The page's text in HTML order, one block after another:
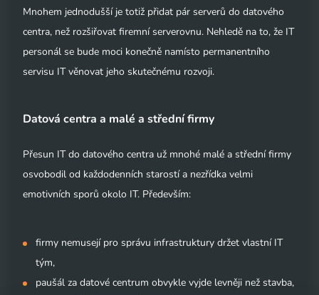
Mnohem jednodušší je totiž přidat pár serverů do datového
centra, než rozšiřovat firemní serverovnu. Nehledě na to, že IT
personál se bude moci konečně namísto permanentního
servisu IT věnovat jeho skutečnému rozvoji.
Datová centra a malé a střední firmy
Přesun IT do datového centra už mnohé malé a střední firmy
osvobodil od každodenních starostí a nezřídka velmi
emotivních sporů okolo IT. Především:
firmy nemusejí pro správu infrastruktury držet vlastní IT
tým,
paušál za datové centrum obvykle vyjde levněji než stavba,